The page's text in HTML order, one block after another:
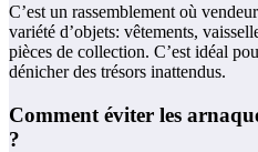
C’est un rassemblement où
variété d’objets: vêtements,
pièces de collection. C’est idéal
dénicher des trésors inattendus.
Comment éviter les
?